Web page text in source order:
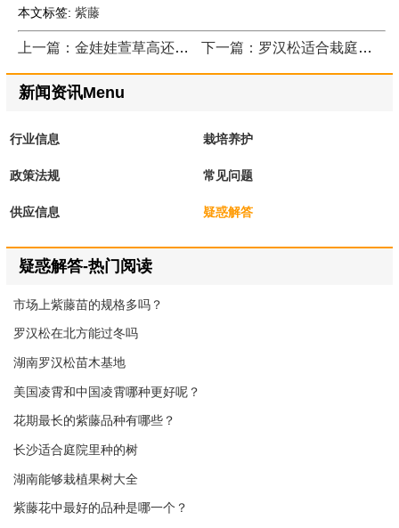
本文标签: 紫藤
上一篇：金娃娃萱草高还是别的萱草高 下一篇：罗汉松适合栽庭院吗
新闻资讯Menu
行业信息 栽培养护
政策法规 常见问题
供应信息 疑惑解答
疑惑解答-热门阅读
市场上紫藤苗的规格多吗？
罗汉松在北方能过冬吗
湖南罗汉松苗木基地
美国凌霄和中国凌霄哪种更好呢？
花期最长的紫藤品种有哪些？
长沙适合庭院里种的树
湖南能够栽植果树大全
紫藤花中最好的品种是哪一个？